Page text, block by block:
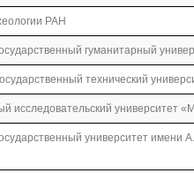
РАН
гуманитарный
технический
исследовательский университет
университет имени